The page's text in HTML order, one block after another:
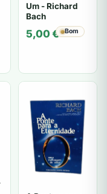
Um - Richard
Bach
5,00€ Bom